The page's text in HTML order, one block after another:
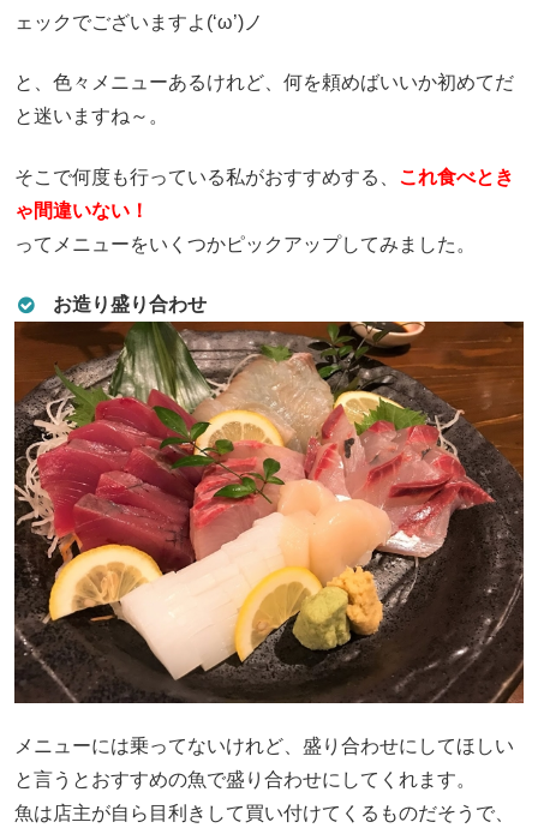
ェックでございますよ(‘ω’)ノ
と、色々メニューあるけれど、何を頼めばいいか初めてだ
と迷いますね～。
そこで何度も行っている私がおすすめする、 これ食べとき
ゃ間違いない！
ってメニューをいくつかピックアップしてみました。
お造り盛り合わせ
メニューには乗ってないけれど、盛り合わせにしてほしい
と言うとおすすめの魚で盛り合わせにしてくれます。
魚は店主が自ら目利きして買い付けてくるものだそうで、